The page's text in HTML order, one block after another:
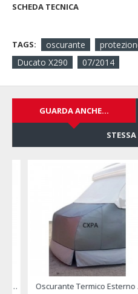
SCHEDA TECNICA
TAGS: oscurante
Ducato X290
07/2014
GUARDA ANCHE...
Oscurante Termico Esterno Cxpa Copricofano per Ducato X250/Boxer/Jumper dal 07/2006 al 06/2014 - SIFI